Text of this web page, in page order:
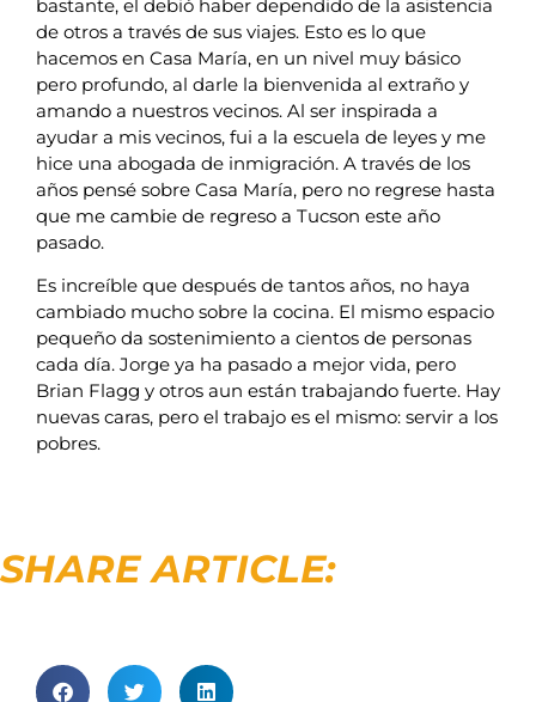
bastante, el debió haber dependido de la asistencia
de otros a través de sus viajes. Esto es lo que
hacemos en Casa María, en un nivel muy básico
pero profundo, al darle la bienvenida al extraño y
amando a nuestros vecinos. Al ser inspirada a
ayudar a mis vecinos, fui a la escuela de leyes y me
hice una abogada de inmigración. A través de los
años pensé sobre Casa María, pero no regrese hasta
que me cambie de regreso a Tucson este año
pasado.
Es increíble que después de tantos años, no haya
cambiado mucho sobre la cocina. El mismo espacio
pequeño da sostenimiento a cientos de personas
cada día. Jorge ya ha pasado a mejor vida, pero
Brian Flagg y otros aun están trabajando fuerte. Hay
nuevas caras, pero el trabajo es el mismo: servir a los
pobres.
SHARE ARTICLE: